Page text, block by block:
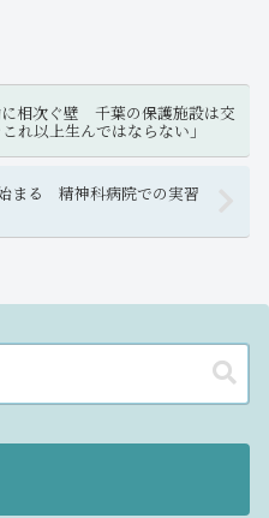
相次ぐ壁 千葉の保護施設は交
以上生んではならない」
まる 精神科病院での実習